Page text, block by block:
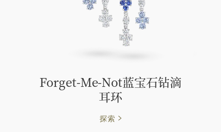
Forget-Me-Not蓝宝石钻滴
耳环
探索